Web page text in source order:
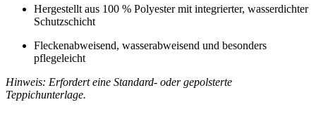
Hergestellt aus 100 % Polyester mit integrierter, wasserdichter
Schutzschicht
Fleckenabweisend, wasserabweisend und besonders
pflegeleicht
Hinweis: Erfordert eine Standard- oder gepolsterte
Teppichunterlage.